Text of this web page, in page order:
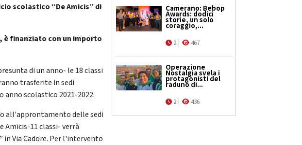
scolastico “De Amicis” di
è finanziato con un importo
di un anno- le 18 classi
trasferite in sedi
scolastico 2021-2022.
all'approntamento delle sedi
Amicis-11 classi- verrà
Via Cadore. Per l'intervento
Camerano: Bebop
Awards: dodici
storie, un solo
coraggio,...
2 467
Operazione
Nostalgia svela i
protagonisti del
raduno di...
2 436